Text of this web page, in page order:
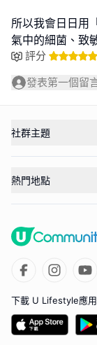
所以我會日日用
氣中的細菌、致
評分
發表第一個留
社群主題
熱門地點
下載 U Lifestyle應